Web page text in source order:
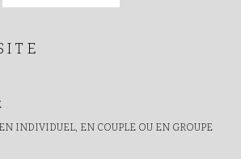
INDIVIDUEL, EN COUPLE OU EN GROUPE